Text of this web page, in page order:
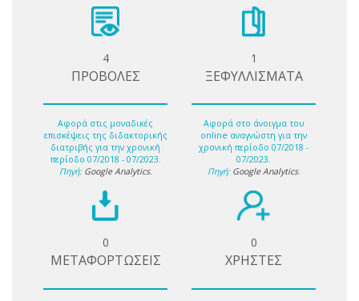
4
ΠΡΟΒΟΛΕΣ
Αφορά στις μοναδικές
επισκέψεις της διδακτορικής
διατριβής για την χρονική
περίοδο 07/2018 - 07/2023.
Πηγή: Google Analytics.
1
ΞΕΦΥΛΛΙΣΜΑΤΑ
Αφορά στο άνοιγμα του
online αναγνώστη για την
χρονική περίοδο 07/2018 -
07/2023.
Πηγή: Google Analytics.
0
ΜΕΤΑΦΟΡΤΩΣΕΙΣ
0
ΧΡΗΣΤΕΣ